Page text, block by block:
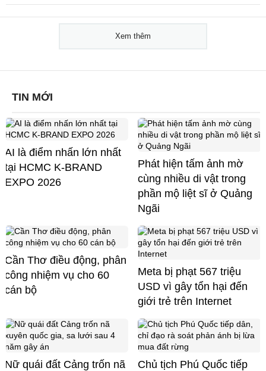
Xem thêm
TIN MỚI
AI là điểm nhấn lớn nhất
tại HCMC K-BRAND
EXPO 2026
Phát hiện tấm ảnh mờ
cùng nhiều di vật trong
phần mộ liệt sĩ ở Quảng
Ngãi
Cần Thơ điều động, phân
công nhiệm vụ cho 60
cán bộ
Meta bị phạt 567 triệu
USD vì gây tổn hại đến
giới trẻ trên Internet
Nữ quái đất Cảng trốn nã
Chủ tịch Phú Quốc tiếp